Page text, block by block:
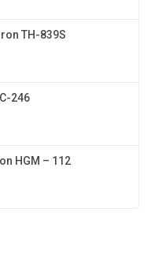
TH-839S
246
HGM – 112